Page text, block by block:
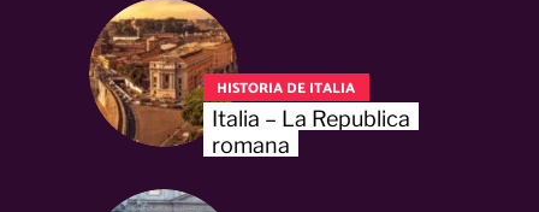
HISTORIA DE ITALIA
Italia – La Republica
romana